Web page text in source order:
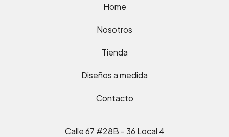
Home
Nosotros
Tienda
Diseños a medida
Contacto
Calle 67 #28B - 36 Local 4